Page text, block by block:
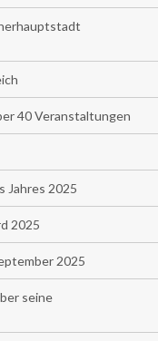
40 Veranstaltungen
Jahres 2025
2025
2025
seine